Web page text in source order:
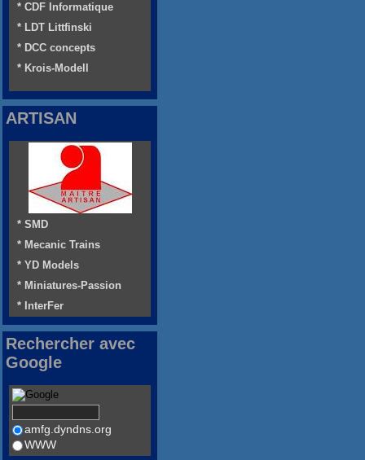
* CDF Informatique
* LDT Littfinski
* DCC concepts
* Krois-Modell
ARTISAN
* SMD
* Mecanic Trains
* YD Models
* Miniatures-Passion
* InterFer
Rechercher avec
Google
amfg.dyndns.org
WWW